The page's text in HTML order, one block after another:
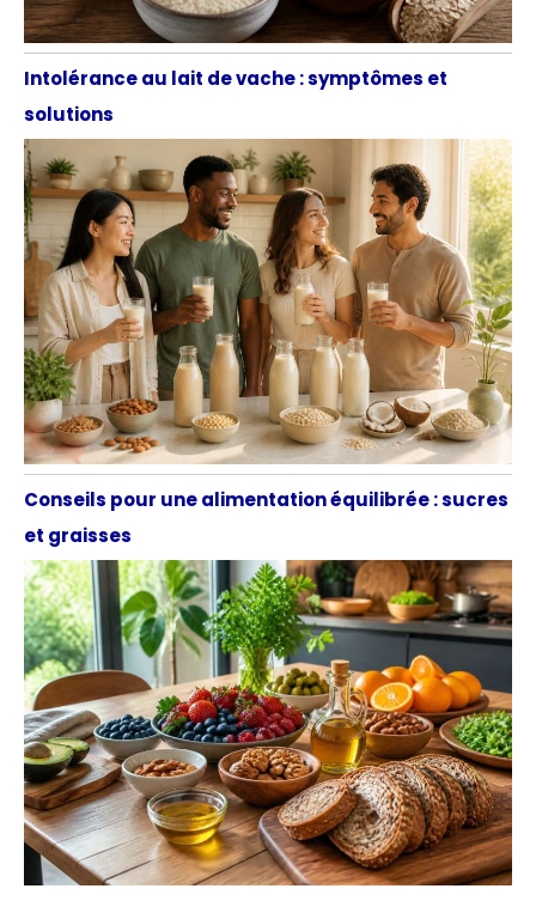
Intolérance au lait de vache : symptômes et
solutions
Conseils pour une alimentation équilibrée : sucres
et graisses